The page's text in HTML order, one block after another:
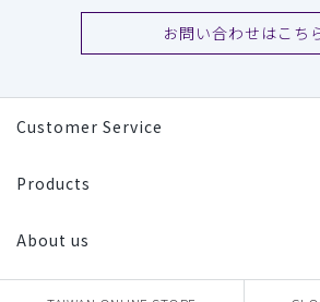
お問い合わせはこち
Customer Service
Products
About us